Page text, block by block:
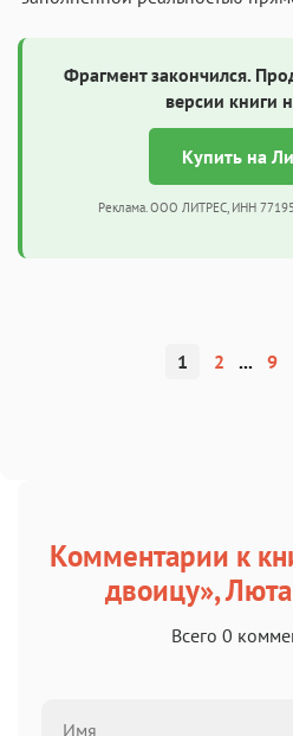
Фрагмент закончился.
версии книги
Купить на
Реклама. ООО ЛИТРЕС, ИНН
1 2 ... 9
Комментарии к
двоицу»,
Всего 0